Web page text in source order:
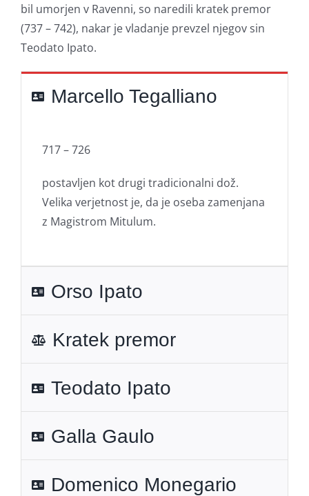
bil umorjen v Ravenni, so naredili kratek premor
(737 – 742), nakar je vladanje prevzel njegov sin
Teodato Ipato.
Marcello Tegalliano
717 – 726
postavljen kot drugi tradicionalni dož.
Velika verjetnost je, da je oseba zamenjana
z Magistrom Mitulum.
Orso Ipato
Kratek premor
Teodato Ipato
Galla Gaulo
Domenico Monegario